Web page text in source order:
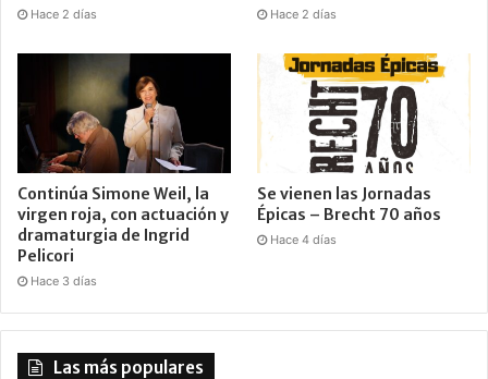
Hace 2 días Hace 2 días
Continúa Simone Weil, la
virgen roja, con actuación y
dramaturgia de Ingrid
Pelicori
Hace 3 días
Se vienen las Jornadas
Épicas – Brecht 70 años
Hace 4 días
Las más populares